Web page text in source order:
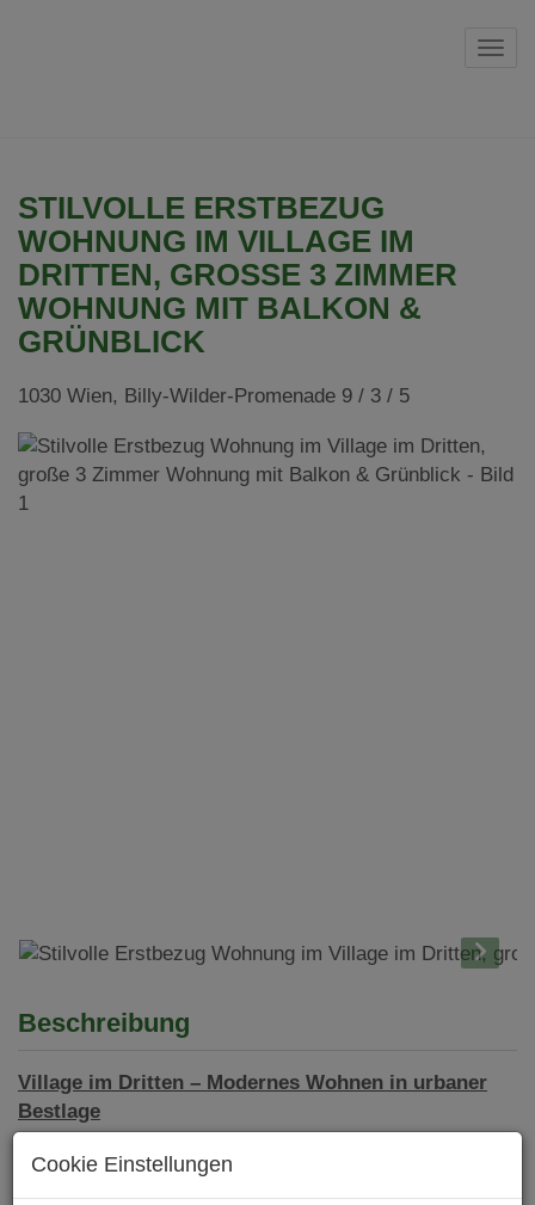
STILVOLLE ERSTBEZUG
WOHNUNG IM VILLAGE IM
DRITTEN, GROSSE 3 ZIMMER W
OHNUNG MIT BALKON & G
RÜNBLICK
1030 Wien, Billy-Wilder-Promenade 9 / 3 / 5
Beschreibung
Village im Dritten – Modernes Wohnen in urbaner
Bestlage
Das
Projekt „Neue Gründerzeit – Village im Dritten“
hochwertigen Wohnkomfort, historische
Cookie Einstellungen